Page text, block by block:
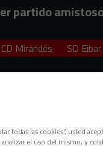
partido
CD Mirandés SD Eibar
todas las cookies”, usted
el uso del mismo, y